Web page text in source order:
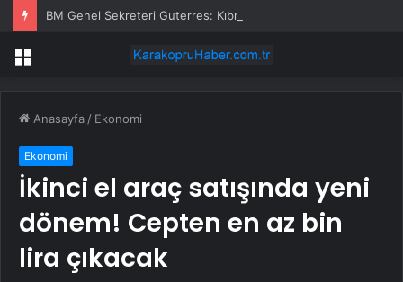
Menü
Anasayfa / Ekonomi
Ekonomi
İkinci el araç satışında yeni
dönem! Cepten en az bin
lira çıkacak